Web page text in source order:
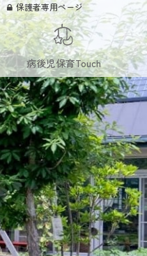
病後児保育Touch
保護者専用ページ